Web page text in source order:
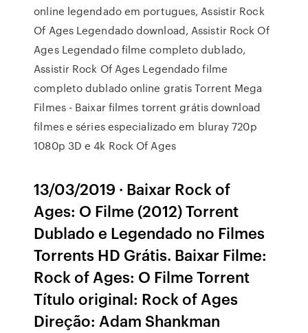
online legendado em portugues, Assistir Rock
Of Ages Legendado download, Assistir Rock Of
Ages Legendado filme completo dublado,
Assistir Rock Of Ages Legendado filme
completo dublado online gratis Torrent Mega
Filmes - Baixar filmes torrent grátis download
filmes e séries especializado em bluray 720p
1080p 3D e 4k Rock Of Ages
13/03/2019 · Baixar Rock of
Ages: O Filme (2012) Torrent
Dublado e Legendado no Filmes
Torrents HD Grátis. Baixar Filme:
Rock of Ages: O Filme Torrent
Título original: Rock of Ages
Direção: Adam Shankman